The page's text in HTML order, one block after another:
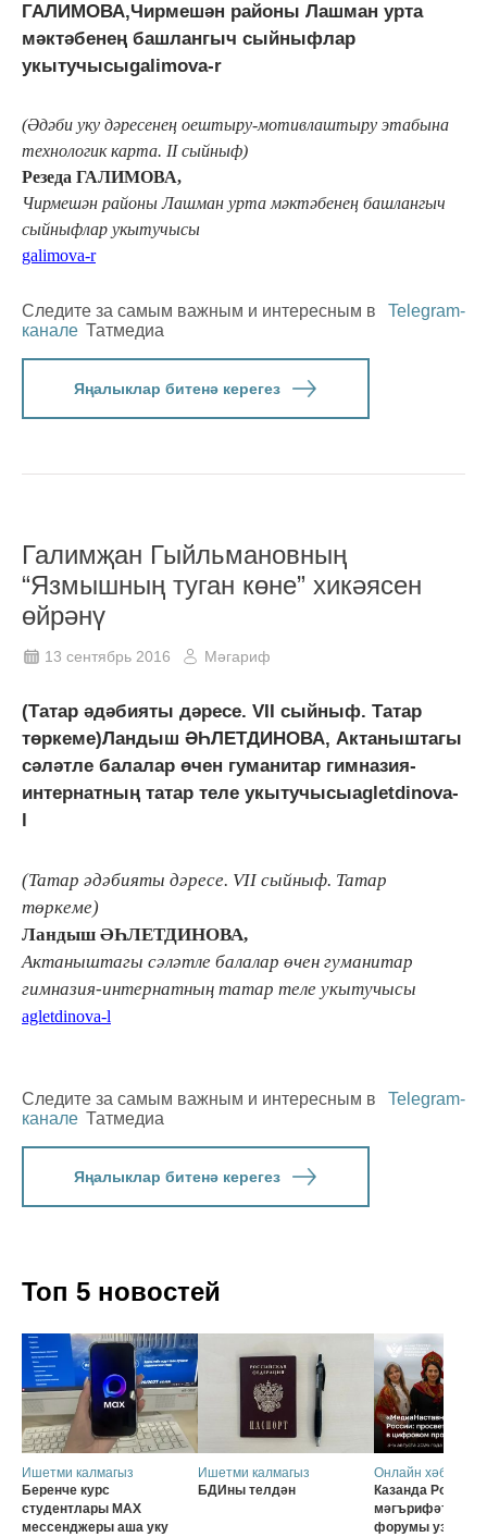
ГАЛИМОВА,Чирмешән районы Лашман урта
мәктәбенең башлангыч сыйныфлар
укытучысыgalimova-r
(Әдәби уку дәресенең оештыру-мотивлаштыру этабына
технологик карта. II сыйныф)
Резеда ГАЛИМОВА,
Чирмешән районы Лашман урта мәктәбенең башлангыч
сыйныфлар укытучысы
galimova-r
Следите за самым важным и интересным в
Telegram-
канале Татмедиа
Яңалыклар битенә керегез
Галимҗан Гыйльмановның
“Язмышның туган көне” хикәясен
өйрәнү
13 сентябрь 2016 Мәгариф
(Татар әдәбияты дәресе. VII сыйныф. Татар
төркеме)Ландыш ӘҺЛЕТДИНОВА, Актаныштагы
сәләтле балалар өчен гуманитар гимназия-
интернатның татар теле укытучысыagletdinova-
(Татар әдәбияты дәресе. VII сыйныф. Татар
төркеме)
Ландыш ӘҺЛЕТДИНОВА,
Актаныштагы сәләтле балалар өчен гуманитар
гимназия-интернатның татар теле укытучысы
agletdinova-l
Следите за самым важным и интересным в
Telegram-
канале Татмедиа
Яңалыклар битенә керегез
Топ 5 новостей
Ишетми калмагыз
Беренче курс
студентлары MAX
мессенджеры аша уку
Ишетми калмагыз
БДИны телдән
Онлайн хәбәрләр
Казанда Россия
форумы узачак